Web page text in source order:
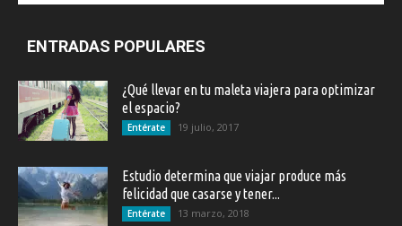
ENTRADAS POPULARES
¿Qué llevar en tu maleta viajera para optimizar
el espacio?
Entérate 19 julio, 2017
Estudio determina que viajar produce más
felicidad que casarse y tener...
Entérate 13 marzo, 2018